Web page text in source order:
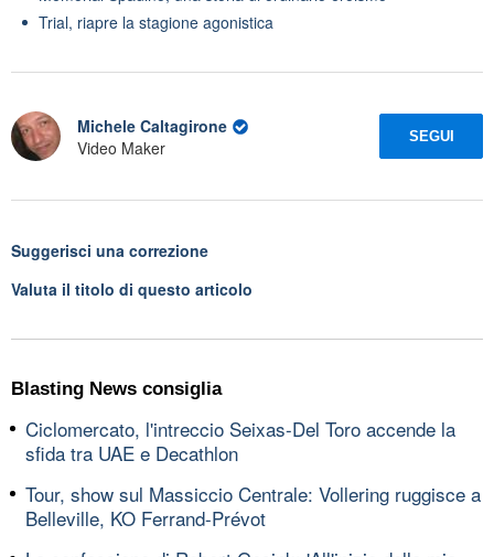
Trial, riapre la stagione agonistica
Michele Caltagirone
Video Maker
SEGUI
Suggerisci una correzione
Valuta il titolo di questo articolo
Blasting News consiglia
Ciclomercato, l'intreccio Seixas-Del Toro accende la
sfida tra UAE e Decathlon
Tour, show sul Massiccio Centrale: Vollering ruggisce a
Belleville, KO Ferrand-Prévot